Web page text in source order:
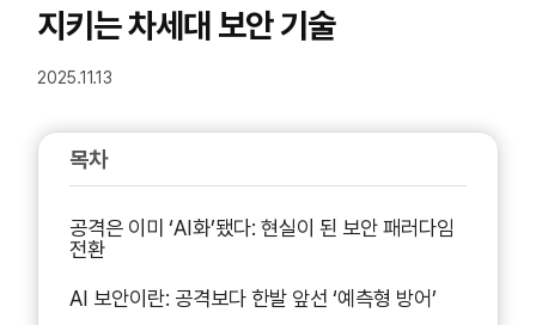
지키는 차세대 보안 기술
2025.11.13
목차
공격은 이미 ‘AI화’됐다: 현실이 된 보안 패러다임
전환
AI 보안이란: 공격보다 한발 앞선 ‘예측형 방어’